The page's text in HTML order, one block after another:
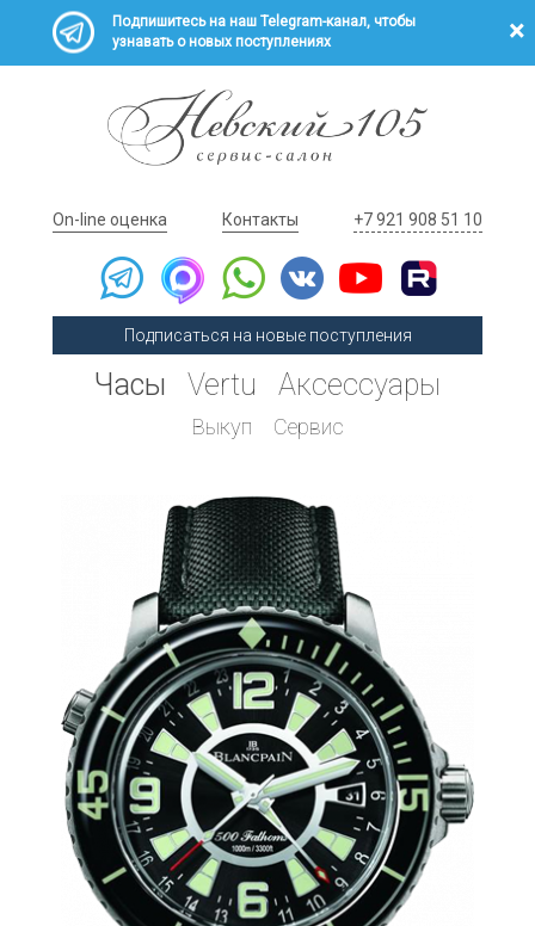
Подпишитесь на наш Telegram-канал, чтобы
узнавать о новых поступлениях
On-line оценка Контакты +7 921 908 51 10
Подписаться на новые поступления
Часы Vertu Аксессуары
Выкуп Сервис